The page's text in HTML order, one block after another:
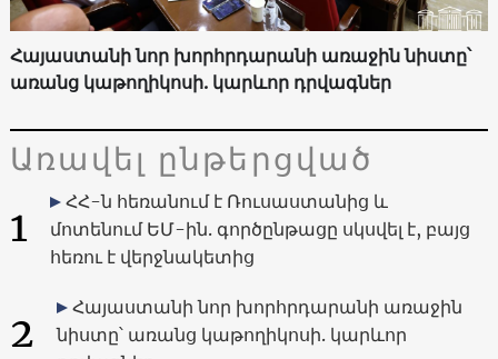
Հայաստանի նոր խորհրդարանի առաջին նիստը՝
առանց կաթողիկոսի. կարևոր դրվագներ
Առավել ընթերցված
1
ՀՀ-ն հեռանում է Ռուսաստանից և
մոտենում ԵՄ-ին. գործընթացը սկսվել է, բայց
հեռու է վերջնակետից
2
Հայաստանի նոր խորհրդարանի առաջին
նիստը՝ առանց կաթողիկոսի. կարևոր